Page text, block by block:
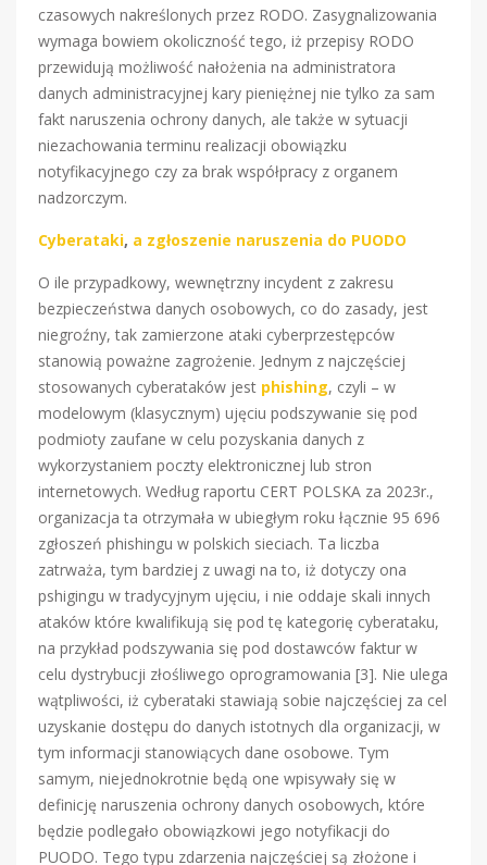
czasowych nakreślonych przez RODO. Zasygnalizowania
wymaga bowiem okoliczność tego, iż przepisy RODO
przewidują możliwość nałożenia na administratora
danych administracyjnej kary pieniężnej nie tylko za sam
fakt naruszenia ochrony danych, ale także w sytuacji
niezachowania terminu realizacji obowiązku
notyfikacyjnego czy za brak współpracy z organem
nadzorczym.
Cyberataki, a zgłoszenie naruszenia do PUODO
O ile przypadkowy, wewnętrzny incydent z zakresu
bezpieczeństwa danych osobowych, co do zasady, jest
niegroźny, tak zamierzone ataki cyberprzestępców
stanowią poważne zagrożenie. Jednym z najczęściej
stosowanych cyberataków jest phishing, czyli – w
modelowym (klasycznym) ujęciu podszywanie się pod
podmioty zaufane w celu pozyskania danych z
wykorzystaniem poczty elektronicznej lub stron
internetowych. Według raportu CERT POLSKA za 2023r.,
organizacja ta otrzymała w ubiegłym roku łącznie 95 696
zgłoszeń phishingu w polskich sieciach. Ta liczba
zatrważa, tym bardziej z uwagi na to, iż dotyczy ona
pshigingu w tradycyjnym ujęciu, i nie oddaje skali innych
ataków które kwalifikują się pod tę kategorię cyberataku,
na przykład podszywania się pod dostawców faktur w
celu dystrybucji złośliwego oprogramowania [3]. Nie ulega
wątpliwości, iż cyberataki stawiają sobie najczęściej za cel
uzyskanie dostępu do danych istotnych dla organizacji, w
tym informacji stanowiących dane osobowe. Tym
samym, niejednokrotnie będą one wpisywały się w
definicję naruszenia ochrony danych osobowych, które
będzie podlegało obowiązkowi jego notyfikacji do
PUODO. Tego typu zdarzenia najczęściej są złożone i